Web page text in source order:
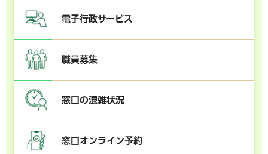
電子行政サービス
職員募集
窓口の混雑状況
窓口オンライン予約